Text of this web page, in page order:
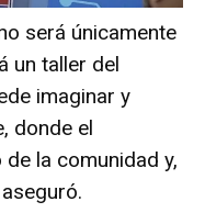
será únicamente
un taller del
imaginar y
donde el
la comunidad y,